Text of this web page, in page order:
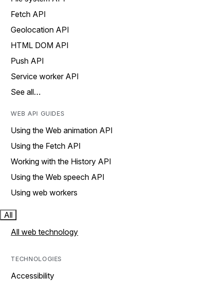
Fetch API
Geolocation API
HTML DOM API
Push API
Service worker API
See all…
WEB API GUIDES
Using the Web animation API
Using the Fetch API
Working with the History API
Using the Web speech API
Using web workers
All
All web technology
TECHNOLOGIES
Accessibility